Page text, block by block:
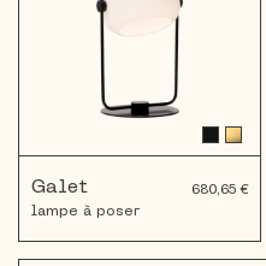
Galet
680,65 €
lampe à poser